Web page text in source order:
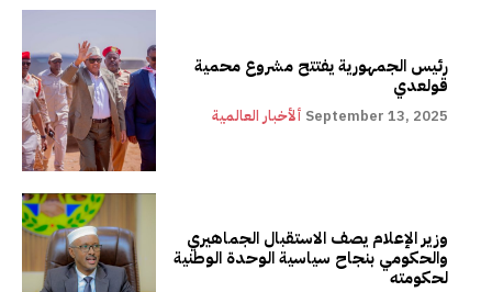
رئيس الجمهورية يفتتح مشروع محمية
قولعدي
ألأخبار العالمية September 13, 2025
وزير الإعلام يصف الاستقبال الجماهيري
والحكومي بنجاح سياسية الوحدة الوطنية
لحكومته